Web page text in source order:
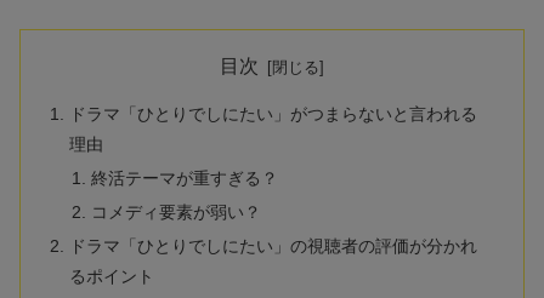
目次
ドラマ「ひとりでしにたい」がつまらないと言われる
理由
終活テーマが重すぎる？
コメディ要素が弱い？
ドラマ「ひとりでしにたい」の視聴者の評価が分かれ
るポイント